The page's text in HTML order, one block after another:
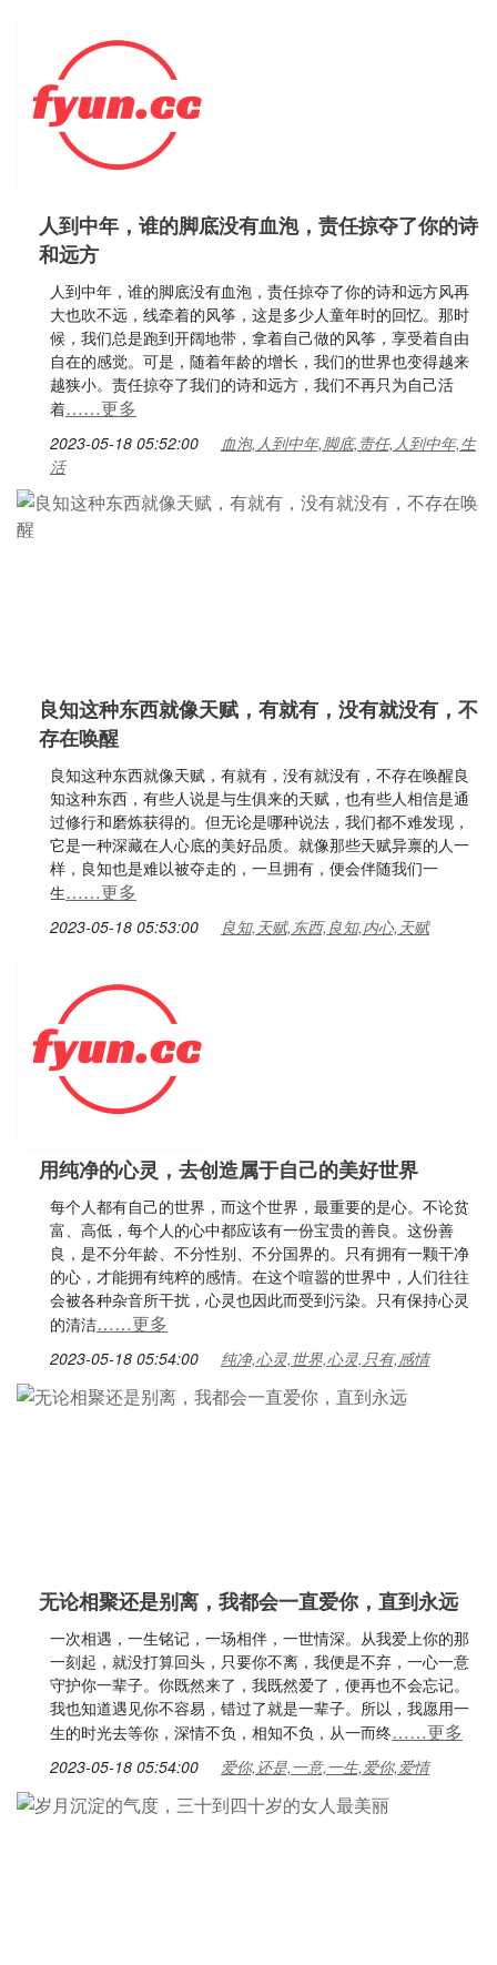
人到中年，谁的脚底没有血泡，责任掠夺了你的诗
和远方
人到中年，谁的脚底没有血泡，责任掠夺了你的诗和远方风再
大也吹不远，线牵着的风筝，这是多少人童年时的回忆。那时
候，我们总是跑到开阔地带，拿着自己做的风筝，享受着自由
自在的感觉。可是，随着年龄的增长，我们的世界也变得越来
越狭小。责任掠夺了我们的诗和远方，我们不再只为自己活
着……更多
2023-05-18 05:52:00
血泡,人到中年,脚底,责任,人到中年,生
活
良知这种东西就像天赋，有就有，没有就没有，不
存在唤醒
良知这种东西就像天赋，有就有，没有就没有，不存在唤醒良
知这种东西，有些人说是与生俱来的天赋，也有些人相信是通
过修行和磨炼获得的。但无论是哪种说法，我们都不难发现，
它是一种深藏在人心底的美好品质。就像那些天赋异禀的人一
样，良知也是难以被夺走的，一旦拥有，便会伴随我们一
生……更多
2023-05-18 05:53:00 良知,天赋,东西,良知,内心,天赋
用纯净的心灵，去创造属于自己的美好世界
每个人都有自己的世界，而这个世界，最重要的是心。不论贫
富、高低，每个人的心中都应该有一份宝贵的善良。这份善
良，是不分年龄、不分性别、不分国界的。只有拥有一颗干净
的心，才能拥有纯粹的感情。在这个喧嚣的世界中，人们往往
会被各种杂音所干扰，心灵也因此而受到污染。只有保持心灵
的清洁……更多
2023-05-18 05:54:00 纯净,心灵,世界,心灵,只有,感情
无论相聚还是别离，我都会一直爱你，直到永远
一次相遇，一生铭记，一场相伴，一世情深。从我爱上你的那
一刻起，就没打算回头，只要你不离，我便是不弃，一心一意
守护你一辈子。你既然来了，我既然爱了，便再也不会忘记。
我也知道遇见你不容易，错过了就是一辈子。所以，我愿用一
生的时光去等你，深情不负，相知不负，从一而终……更多
2023-05-18 05:54:00 爱你,还是,一意,一生,爱你,爱情